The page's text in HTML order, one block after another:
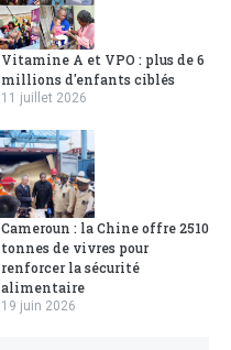
Vitamine A et VPO : plus de 6
millions d'enfants ciblés
11 juillet 2026
Cameroun : la Chine offre 2510
tonnes de vivres pour
renforcer la sécurité
alimentaire
19 juin 2026